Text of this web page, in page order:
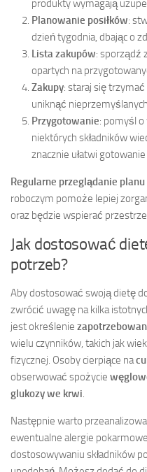
produkty wymagają
Planowanie posiłków:
dzień tygodnia, dbając o
Lista zakupów: sporządź
opartych na
Zakupy: staraj się
uniknąć
Przygotowanie: pomyśl
niektórych składników
znacznie ułatwi
Regularne przeglądanie planu
roboczym pomoże lepiej
oraz będzie wspierać
Jak dostosować
potrzeb?
Aby dostosować swoją dietę
zwrócić uwagę na kilka
jest określenie
wielu czynników, takich jak
fizycznej. Osoby cierpiące na
obserwować spożycie
glukozy we krwi.
Następnie warto
ewentualne alergie
dostosowywaniu składników